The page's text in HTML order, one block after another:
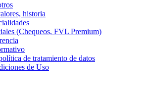
historia
(Chequeos, FVL Premium)
de tratamiento de datos
de Uso